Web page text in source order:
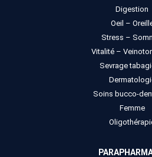
Digestion
Oeil –
Stress –
Vitalité –
Sevrage
Soins bucco-
Femme